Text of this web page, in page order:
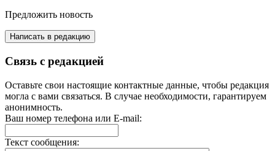
Предложить новость
Написать в редакцию
Связь с редакцией
Оставьте свои настоящие контактные данные, чтобы редакция
могла с вами связаться. В случае необходимости, гарантируем
анонимность.
Ваш номер телефона или E-mail:
Текст сообщения: